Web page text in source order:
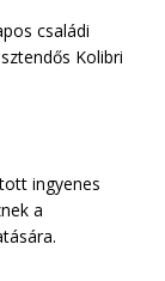
családi
Kolibri
ingyenes
a